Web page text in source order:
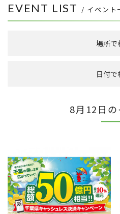
EVENT LIST / イベント
場所で
本館 1F ウエストプラザ（タカシマヤフ
その他
全件表
日付で
2026年
2
3 4
9
11 12
16
17 18 19
23
24 25 26
30
31
8月12日の